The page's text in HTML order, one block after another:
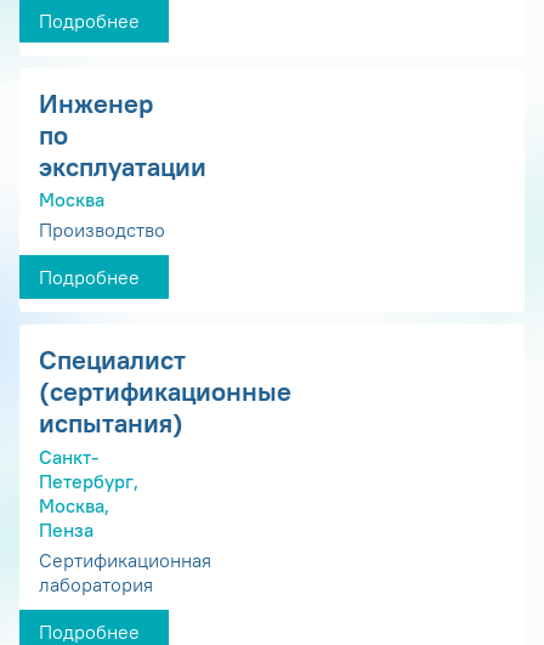
Подробнее
Инженер
по
эксплуатации
Москва
Производство
Подробнее
Специалист
(сертификационные
испытания)
Санкт-
Петербург,
Москва,
Пенза
Сертификационная
лаборатория
Подробнее